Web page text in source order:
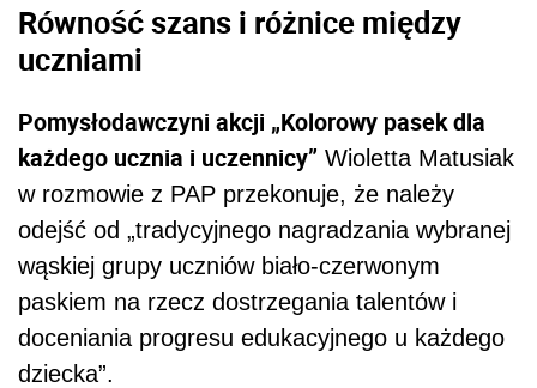
Równość szans i różnice między
uczniami
Pomysłodawczyni akcji „Kolorowy pasek dla
każdego ucznia i uczennicy” Wioletta Matusiak
w rozmowie z PAP przekonuje, że należy
odejść od „tradycyjnego nagradzania wybranej
wąskiej grupy uczniów biało-czerwonym
paskiem na rzecz dostrzegania talentów i
doceniania progresu edukacyjnego u każdego
dziecka”.